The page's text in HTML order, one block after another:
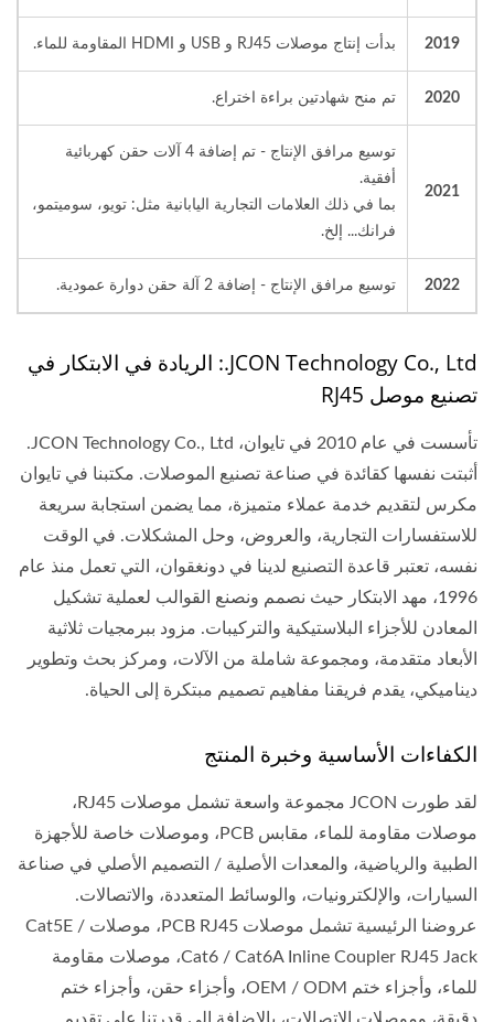
2019 بدأت إنتاج موصلات RJ45 و USB و HDMI المقاومة للماء.
2020 تم منح شهادتين براءة اختراع.
2021
توسيع مرافق الإنتاج - تم إضافة 4 آلات حقن كهربائية
أفقية.
بما في ذلك العلامات التجارية اليابانية مثل: تويو، سوميتمو،
فرانك... إلخ.
2022 توسيع مرافق الإنتاج - إضافة 2 آلة حقن دوارة عمودية.
JCON Technology Co., Ltd.: الريادة في الابتكار في
تصنيع موصل RJ45
تأسست في عام 2010 في تايوان، JCON Technology Co., Ltd.
أثبتت نفسها كقائدة في صناعة تصنيع الموصلات. مكتبنا في تايوان
مكرس لتقديم خدمة عملاء متميزة، مما يضمن استجابة سريعة
للاستفسارات التجارية، والعروض، وحل المشكلات. في الوقت
نفسه، تعتبر قاعدة التصنيع لدينا في دونغقوان، التي تعمل منذ عام
1996، مهد الابتكار حيث نصمم ونصنع القوالب لعملية تشكيل
المعادن للأجزاء البلاستيكية والتركيبات. مزود ببرمجيات ثلاثية
الأبعاد متقدمة، ومجموعة شاملة من الآلات، ومركز بحث وتطوير
ديناميكي، يقدم فريقنا مفاهيم تصميم مبتكرة إلى الحياة.
الكفاءات الأساسية وخبرة المنتج
لقد طورت JCON مجموعة واسعة تشمل موصلات RJ45،
موصلات مقاومة للماء، مقابس PCB، وموصلات خاصة للأجهزة
الطبية والرياضية، والمعدات الأصلية / التصميم الأصلي في صناعة
السيارات، والإلكترونيات، والوسائط المتعددة، والاتصالات.
عروضنا الرئيسية تشمل موصلات PCB RJ45، موصلات Cat5E /
Cat6 / Cat6A Inline Coupler RJ45 Jack، موصلات مقاومة
للماء، وأجزاء ختم OEM / ODM، وأجزاء حقن، وأجزاء ختم